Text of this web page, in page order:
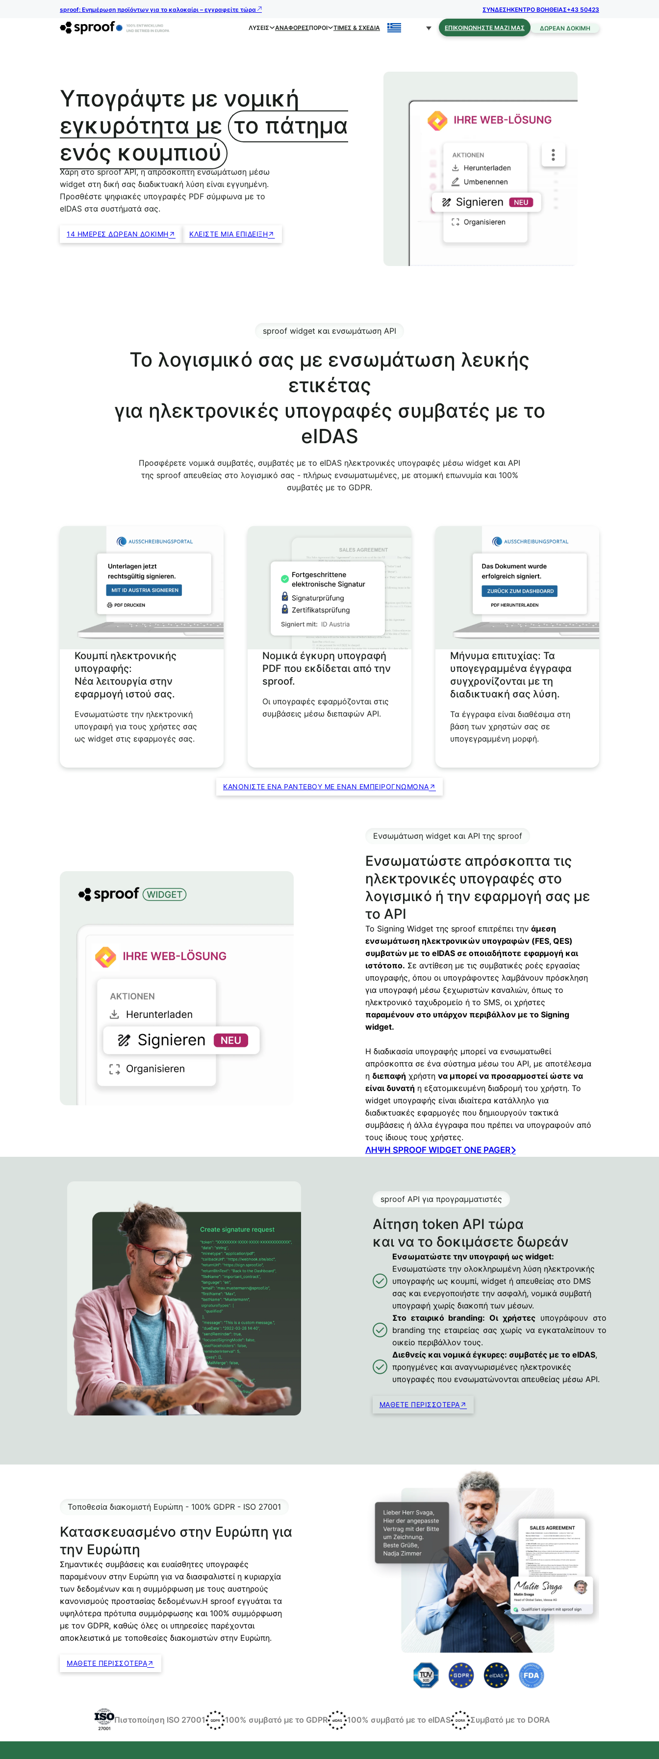
sproof: Ενημέρωση προϊόντων για το καλοκαίρι – εγγραφείτε τώρα ΣΥΝΔΕΣΗΚΕΝΤΡΟ ΒΟΗΘΕΙΑΣ+43 50423
ΛΎΣΕΙΣ ΑΝΑΦΟΡΈΣΠΌΡΟΙ ΤΙΜΈΣ & ΣΧΈΔΙΑ ΕΠΙΚΟΙΝΩΝΉΣΤΕ ΜΑΖΊ ΜΑΣ ΔΩΡΕΆΝ ΔΟΚΙΜΉ
Υπογράψτε με νομική
εγκυρότητα με το πάτημα
ενός κουμπιού
Χάρη στο sproof API, η απρόσκοπτη ενσωμάτωση μέσω
widget στη δική σας διαδικτυακή λύση είναι εγγυημένη.
Προσθέστε ψηφιακές υπογραφές PDF σύμφωνα με το
eIDAS στα συστήματά σας.
14 ΗΜΈΡΕΣ ΔΩΡΕΆΝ ΔΟΚΙΜΉ ΚΛΕΊΣΤΕ ΜΙΑ ΕΠΊΔΕΙΞΗ
Το λογισμικό σας με ενσωμάτωση λευκής
ετικέτας
για ηλεκτρονικές υπογραφές συμβατές με το
eIDAS
sproof widget και ενσωμάτωση API
Προσφέρετε νομικά συμβατές, συμβατές με το eIDAS ηλεκτρονικές υπογραφές μέσω widget και API
της sproof απευθείας στο λογισμικό σας - πλήρως ενσωματωμένες, με ατομική επωνυμία και 100%
συμβατές με το GDPR.
Κουμπί ηλεκτρονικής
υπογραφής:
Νέα λειτουργία στην
εφαρμογή ιστού σας.
Ενσωματώστε την ηλεκτρονική
υπογραφή για τους χρήστες σας
ως widget στις εφαρμογές σας.
Νομικά έγκυρη υπογραφή
PDF που εκδίδεται από την
sproof.
Οι υπογραφές εφαρμόζονται στις
συμβάσεις μέσω διεπαφών API.
Μήνυμα επιτυχίας: Τα
υπογεγραμμένα έγγραφα
συγχρονίζονται με τη
διαδικτυακή σας λύση.
Τα έγγραφα είναι διαθέσιμα στη
βάση των χρηστών σας σε
υπογεγραμμένη μορφή.
ΚΑΝΟΝΊΣΤΕ ΈΝΑ ΡΑΝΤΕΒΟΎ ΜΕ ΈΝΑΝ ΕΜΠΕΙΡΟΓΝΏΜΟΝΑ
Ενσωματώστε απρόσκοπτα τις
ηλεκτρονικές υπογραφές στο
λογισμικό ή την εφαρμογή σας με
το API
Ενσωμάτωση widget και API της sproof
Το Signing Widget της sproof επιτρέπει την άμεση
ενσωμάτωση ηλεκτρονικών υπογραφών (FES, QES)
συμβατών με το eIDAS σε οποιαδήποτε εφαρμογή και
ιστότοπο. Σε αντίθεση με τις συμβατικές ροές εργασίας
υπογραφής, όπου οι υπογράφοντες λαμβάνουν πρόσκληση
για υπογραφή μέσω ξεχωριστών καναλιών, όπως το
ηλεκτρονικό ταχυδρομείο ή το SMS, οι χρήστες
παραμένουν στο υπάρχον περιβάλλον με το Signing
widget.
Η διαδικασία υπογραφής μπορεί να ενσωματωθεί
απρόσκοπτα σε ένα σύστημα μέσω του API, με αποτέλεσμα
η διεπαφή χρήστη να μπορεί να προσαρμοστεί ώστε να
είναι δυνατή η εξατομικευμένη διαδρομή του χρήστη. Το
widget υπογραφής είναι ιδιαίτερα κατάλληλο για
διαδικτυακές εφαρμογές που δημιουργούν τακτικά
συμβάσεις ή άλλα έγγραφα που πρέπει να υπογραφούν από
τους ίδιους τους χρήστες.
ΛΉΨΗ SPROOF WIDGET ONE PAGER
Αίτηση token API τώρα
και να το δοκιμάσετε δωρεάν
sproof API για προγραμματιστές
Ενσωματώστε την υπογραφή ως widget:
Ενσωματώστε την ολοκληρωμένη λύση ηλεκτρονικής
υπογραφής ως κουμπί, widget ή απευθείας στο DMS
σας και ενεργοποιήστε την ασφαλή, νομικά συμβατή
υπογραφή χωρίς διακοπή των μέσων.
Στο εταιρικό branding: Οι χρήστες υπογράφουν στο
branding της εταιρείας σας χωρίς να εγκαταλείπουν το
οικείο περιβάλλον τους.
Διεθνείς και νομικά έγκυρες: συμβατές με το eIDAS,
προηγμένες και αναγνωρισμένες ηλεκτρονικές
υπογραφές που ενσωματώνονται απευθείας μέσω API.
ΜΆΘΕΤΕ ΠΕΡΙΣΣΌΤΕΡΑ
Κατασκευασμένο στην Ευρώπη για
την Ευρώπη
Τοποθεσία διακομιστή Ευρώπη - 100% GDPR - ISO 27001
Σημαντικές συμβάσεις και ευαίσθητες υπογραφές
παραμένουν στην Ευρώπη για να διασφαλιστεί η κυριαρχία
των δεδομένων και η συμμόρφωση με τους αυστηρούς
κανονισμούς προστασίας δεδομένων.Η sproof εγγυάται τα
υψηλότερα πρότυπα συμμόρφωσης και 100% συμμόρφωση
με τον GDPR, καθώς όλες οι υπηρεσίες παρέχονται
αποκλειστικά με τοποθεσίες διακομιστών στην Ευρώπη.
ΜΆΘΕΤΕ ΠΕΡΙΣΣΌΤΕΡΑ
Πιστοποίηση ISO 27001 100% συμβατό με το GDPR 100% συμβατό με το eIDAS Συμβατό με το DORA